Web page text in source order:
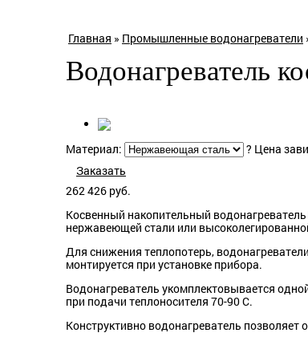
Главная » Промышленные водонагреватели
Водонагреватель
Материал: ? Цена
Заказать
262 426 руб.
Косвенный накопительный
нержавеющей стали или
Для снижения теплопотерь,
монтируется при установке прибора.
Водонагреватель укомплектовывается
при подачи теплоносителя 70-90 С.
Конструктивно водонагреватель